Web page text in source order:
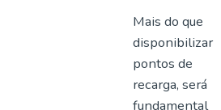
Mais do que
disponibilizar
pontos de
recarga, será
fundamental